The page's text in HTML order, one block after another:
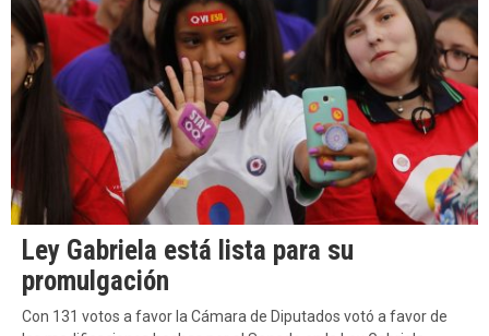
Ley Gabriela está lista para su
promulgación
Con 131 votos a favor la Cámara de Diputados votó a favor de